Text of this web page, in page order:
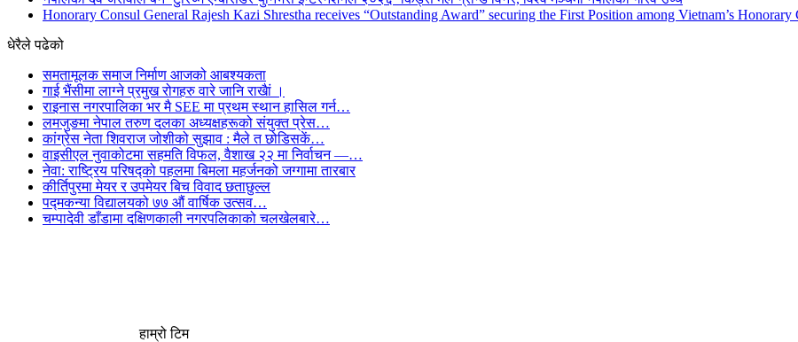
Honorary Consul General Rajesh Kazi Shrestha receives “Outstanding Award” securing the First Position among Vietnam’s Honorary
धेरैले पढेको
समतामूलक समाज निर्माण आजको आबश्यकता
गाई भैंसीमा लाग्ने प्रमुख रोगहरु वारे जानि राखैां ।
राइनास नगरपालिका भर मै SEE मा प्रथम स्थान हासिल गर्न…
लमजुङमा नेपाल तरुण दलका अध्यक्षहरूको संयुक्त प्रेस…
कांग्रेस नेता शिवराज जोशीको सुझाव : मैले त छोडिसकें…
वाइसीएल नुवाकोटमा सहमति विफल, वैशाख २२ मा निर्वाचन —…
नेवा: राष्ट्रिय परिषद्को पहलमा बिमला महर्जनको जग्गामा तारबार
कीर्तिपुरमा मेयर र उपमेयर बिच विवाद छताछुल्ल
पद्मकन्या विद्यालयको ७७ औं ‌‌वार्षिक ‌उत्सव…
चम्पादेवी डाँडामा दक्षिणकाली नगरपलिकाको चलखेलबारे…
हाम्रो टिम